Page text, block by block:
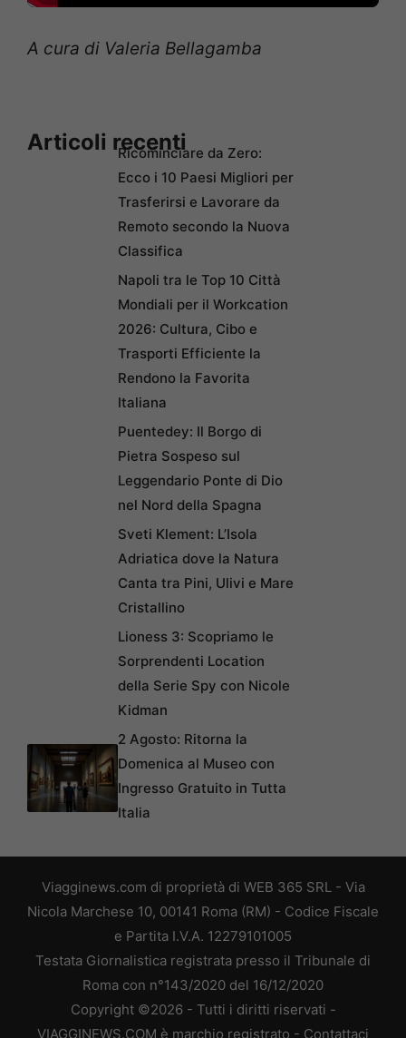
A cura di Valeria Bellagamba
Articoli recentiRicominciare da Zero:
Ecco i 10 Paesi Migliori per
Trasferirsi e Lavorare da
Remoto secondo la Nuova
Classifica
Napoli tra le Top 10 Città
Mondiali per il Workcation
2026: Cultura, Cibo e
Trasporti Efficiente la
Rendono la Favorita
Italiana
Puentedey: Il Borgo di
Pietra Sospeso sul
Leggendario Ponte di Dio
nel Nord della Spagna
Sveti Klement: L’Isola
Adriatica dove la Natura
Canta tra Pini, Ulivi e Mare
Cristallino
Lioness 3: Scopriamo le
Sorprendenti Location
della Serie Spy con Nicole
Kidman
2 Agosto: Ritorna la
Domenica al Museo con
Ingresso Gratuito in Tutta
Italia
Viagginews.com di proprietà di WEB 365 SRL - Via
Nicola Marchese 10, 00141 Roma (RM) - Codice Fiscale
e Partita I.V.A. 12279101005
Testata Giornalistica registrata presso il Tribunale di
Roma con n°143/2020 del 16/12/2020
Copyright ©2026 - Tutti i diritti riservati -
VIAGGINEWS.COM è marchio registrato - Contattaci